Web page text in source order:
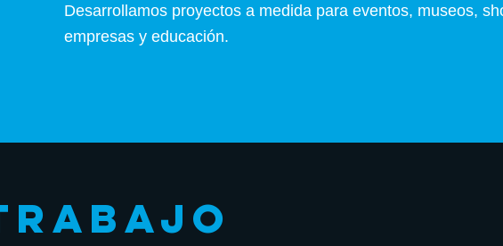
Desarrollamos proyectos a medida para eventos, museos,
empresas y educación.